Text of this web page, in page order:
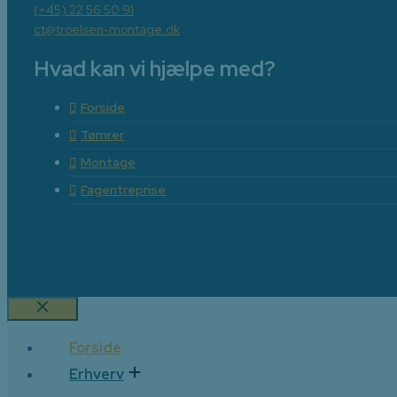
(+45) 22 56 50 91
ct@troelsen-montage.dk
Hvad kan vi hjælpe med?
Forside
Tømrer
Montage
Fagentreprise
Luk
Forside
Erhverv